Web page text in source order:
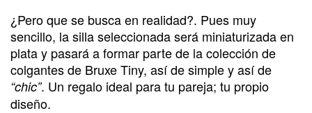
¿Pero que se busca en realidad?. Pues muy
sencillo, la silla seleccionada será miniaturizada en
plata y pasará a formar parte de la colección de
colgantes de Bruxe Tiny, así de simple y así de
“chic”. Un regalo ideal para tu pareja; tu propio
diseño.